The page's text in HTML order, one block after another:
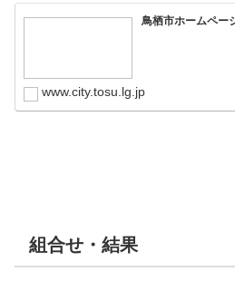
鳥栖市ホームペー
www.city.tosu.lg.jp
組合せ・結果